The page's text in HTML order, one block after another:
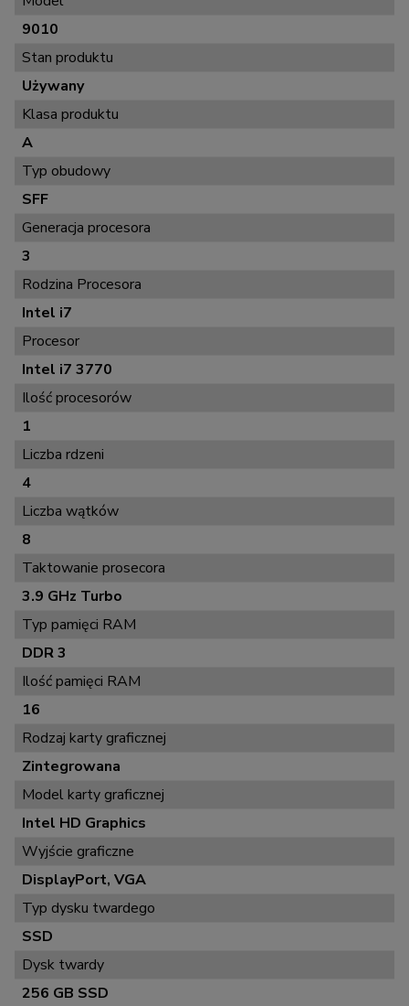
9010
Stan produktu
Używany
Klasa produktu
A
Typ obudowy
SFF
Generacja procesora
3
Rodzina Procesora
Intel i7
Procesor
Intel i7 3770
Ilość procesorów
1
Liczba rdzeni
4
Liczba wątków
8
Taktowanie prosecora
3.9 GHz Turbo
Typ pamięci RAM
DDR 3
Ilość pamięci RAM
16
Rodzaj karty graficznej
Zintegrowana
Model karty graficznej
Intel HD Graphics
Wyjście graficzne
DisplayPort, VGA
Typ dysku twardego
SSD
Dysk twardy
256 GB SSD